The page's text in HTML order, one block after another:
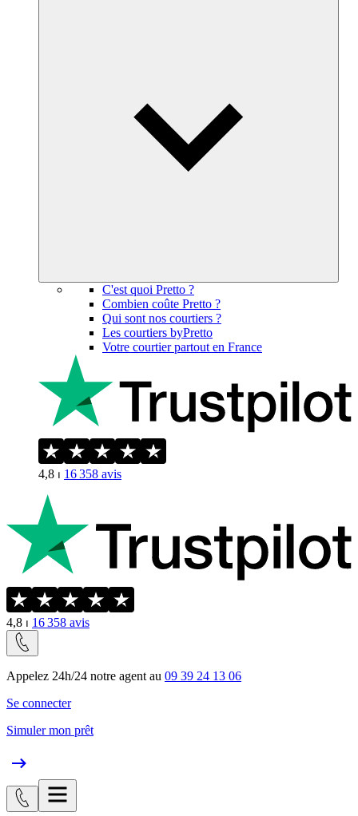
C'est quoi Pretto ?
Combien coûte Pretto ?
Qui sont nos courtiers ?
Les courtiers byPretto
Votre courtier partout en France
4,8 ⏐ 16 358 avis
4,8 ⏐ 16 358 avis
Appelez 24h/24 notre agent au 09 39 24 13 06
Se connecter
Simuler mon prêt